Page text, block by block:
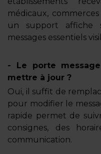
médicaux,
un support affiche
messages essentiels
- Le porte
mettre à jour ?
Oui, il suffit de
pour modifier le
rapide permet de
consignes, des
communication.